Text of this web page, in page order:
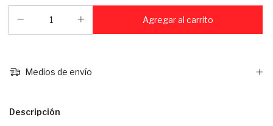
Medios de envío
Descripción